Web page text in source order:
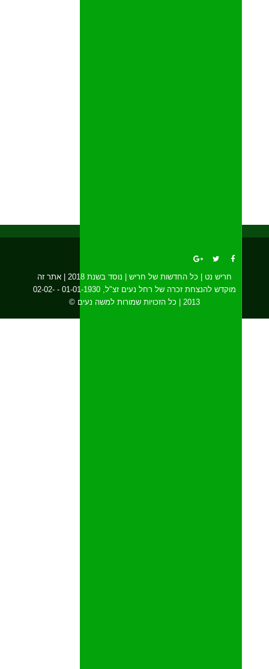
חריש נט | כל החדשות של חריש | נוסד בשנת 2018 | אתר זה
מוקדש להנצחת זכרה של רחל נעים זצ"ל, 01-01-1930 - 02-02-